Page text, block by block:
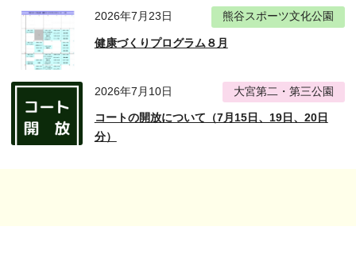
2026年7月23日 熊谷スポーツ文化公園
健康づくりプログラム８月
2026年7月10日 大宮第二・第三公園
コートの開放について（7月15日、19日、20日
分）